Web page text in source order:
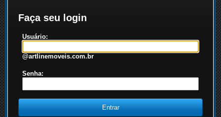
Faça seu login
Usuário:
@artlinemoveis.com.br
Senha: